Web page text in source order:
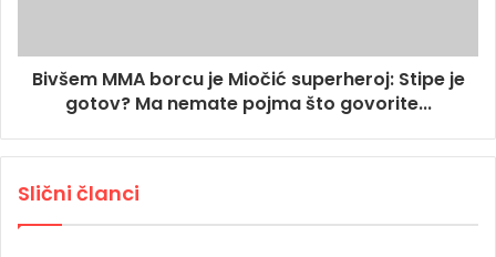
Bivšem MMA borcu je Miočić superheroj: Stipe je
gotov? Ma nemate pojma što govorite...
Slični članci